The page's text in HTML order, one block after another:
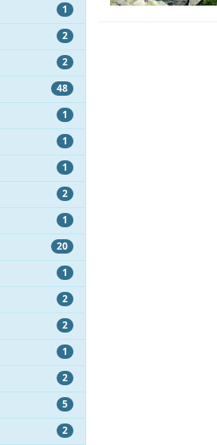
1
2
2
48
1
1
1
2
1
20
1
2
2
1
2
5
2